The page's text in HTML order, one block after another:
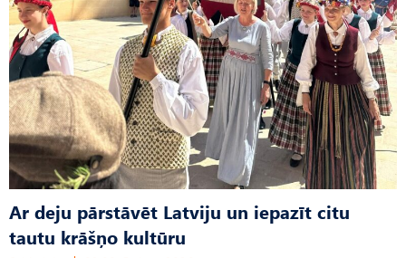
Ar deju pārstāvēt Latviju un iepazīt citu
tautu krāšņo kultūru